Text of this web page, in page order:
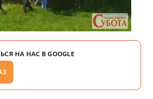
НА НАС В GOOGLE